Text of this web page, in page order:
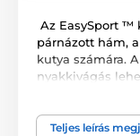
Az EasySport ™
párnázott hám,
kutya számára.
nyakkivágás
növeli a
Teljes leírás